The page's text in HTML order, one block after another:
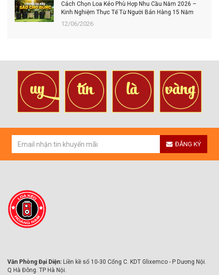
Cách Chọn Loa Kéo Phù Hợp Nhu Cầu Năm 2026 –
Kinh Nghiệm Thực Tế Từ Người Bán Hàng 15 Năm
12/06/2026
ĐĂNG KÝ
Văn Phòng Đại Diện: Liền kề số 10-30 Cổng C. KDT Glixemco - P Dương Nội.
Q Hà Đông. TP Hà Nội.